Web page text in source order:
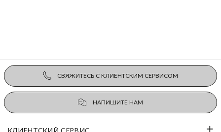
СВЯЖИТЕСЬ С КЛИЕНТСКИМ СЕРВИСОМ
НАПИШИТЕ НАМ
КЛИЕНТСКИЙ СЕРВИС